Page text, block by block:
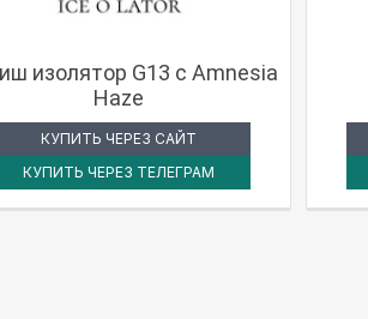
изолятор G13 с Amnesia
Haze
КУПИТЬ ЧЕРЕЗ САЙТ
КУПИТЬ ЧЕРЕЗ ТЕЛЕГРАМ